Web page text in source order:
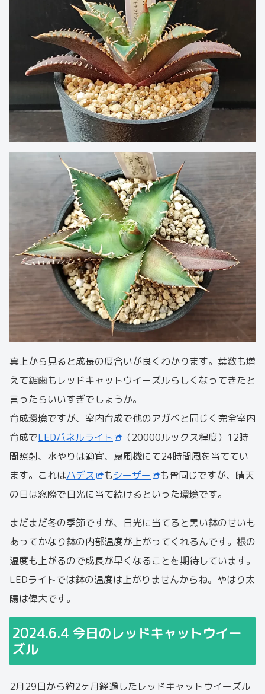
真上から見ると成長の度合いが良くわかります。葉数も増
えて鋸歯もレッドキャットウイーズルらしくなってきたと
言ったらいいすぎでしょうか。
育成環境ですが、室内育成で他のアガベと同じく完全室内
育成でLEDパネルライト
（20000ルックス程度）12時
間照射、水やりは適宜、扇風機にて24時間風を当ててい
ます。これはハデス もシーザー
も皆同じですが、晴天
の日は窓際で日光に当て続けるといった環境です。
まだまだ冬の季節ですが、日光に当てると黒い鉢のせいも
あってかなり鉢の内部温度が上がってくれるんです。根の
温度も上がるので成長が早くなることを期待しています。
LEDライトでは鉢の温度は上がりませんからね。やはり太
陽は偉大です。
2024.6.4 今日のレッドキャットウイー
ズル
2月29日から約2ヶ月経過したレッドキャットウイーズル